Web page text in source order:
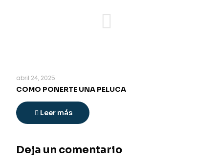
abril 24, 2025
COMO PONERTE UNA PELUCA
Leer más
Deja un comentario